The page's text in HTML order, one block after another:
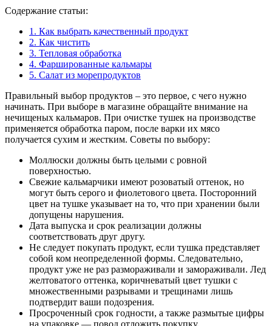
Содержание статьи:
1. Как выбрать качественный продукт
2. Как чистить
3. Тепловая обработка
4. Фаршированные кальмары
5. Салат из морепродуктов
Правильный выбор продуктов – это первое, с чего нужно
начинать. При выборе в магазине обращайте внимание на
нечищеных кальмаров. При очистке тушек на производстве
применяется обработка паром, после варки их мясо
получается сухим и жестким. Советы по выбору:
Моллюски должны быть целыми с ровной
поверхностью.
Свежие кальмарчики имеют розоватый оттенок, но
могут быть серого и фиолетового цвета. Посторонний
цвет на тушке указывает на то, что при хранении были
допущены нарушения.
Дата выпуска и срок реализации должны
соответствовать друг другу.
Не следует покупать продукт, если тушка представляет
собой ком неопределенной формы. Следовательно,
продукт уже не раз размораживали и замораживали. Лед
желтоватого оттенка, коричневатый цвет тушки с
множественными разрывами и трещинами лишь
подтвердит ваши подозрения.
Просроченный срок годности, а также размытые цифры
на упаковке — повод отложить покупку.